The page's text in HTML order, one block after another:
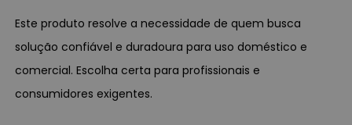
Este produto resolve a necessidade de quem busca
solução confiável e duradoura para uso doméstico e
comercial. Escolha certa para profissionais e
consumidores exigentes.